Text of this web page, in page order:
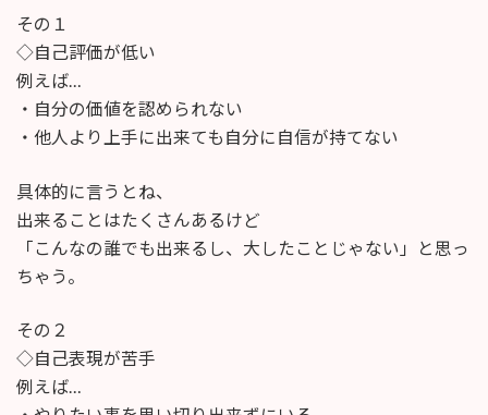
その１
◇自己評価が低い
例えば…
・自分の価値を認められない
・他人より上手に出来ても自分に自信が持てない
具体的に言うとね、
出来ることはたくさんあるけど
「こんなの誰でも出来るし、大したことじゃない」と思っ
ちゃう。
その２
◇自己表現が苦手
例えば…